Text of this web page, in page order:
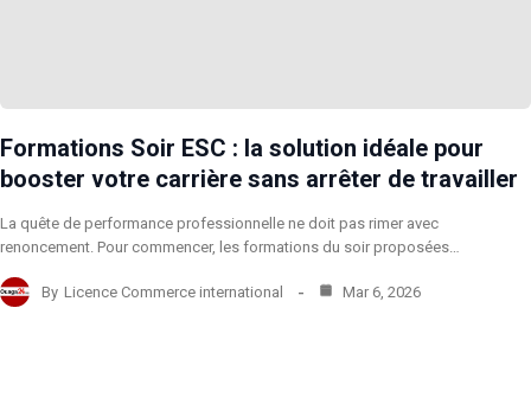
Formations Soir ESC : la solution idéale pour
booster votre carrière sans arrêter de travailler
La quête de performance professionnelle ne doit pas rimer avec
renoncement. Pour commencer, les formations du soir proposées…
By Licence Commerce international Mar 6, 2026